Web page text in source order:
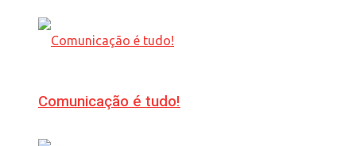
Comunicação é tudo!